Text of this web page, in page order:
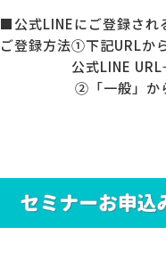
■公式LINEにご登録され
ご登録方法①下記URLか
公式LINE
②「一般」から申し